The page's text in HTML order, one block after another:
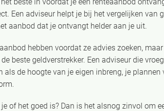
Een adviseur helpt je bij het vergelijken van
aanbod dat je ontvangt helder aan je uit.
hebben voordat ze advies zoeken,
beste geldverstrekker. Een adviseur die
als de hoogte van je eigen inbreng, je
of het goed is? Dan is het alsnog zinvol om